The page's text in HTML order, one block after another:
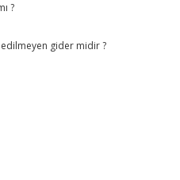
?
gider midir ?